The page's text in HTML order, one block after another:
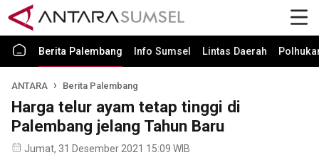
Berita Palembang Info Sumsel Lintas Daerah
ANTARA Berita Palembang
Harga telur ayam tetap tinggi di
Palembang jelang Tahun Baru
Jumat, 31 Desember 2021 15:09 WIB